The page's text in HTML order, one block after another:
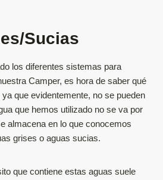
Sucias
los diferentes sistemas para
Camper, es hora de saber qué
que evidentemente, no se pueden
que hemos utilizado no se va por
almacena en lo que conocemos
grises o aguas sucias.
que contiene estas aguas suele